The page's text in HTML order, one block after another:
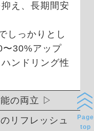
え、長期間安
しっかりとし
〜30%アップ
ンドリング性
の両立
リフレッシュ
Page
top